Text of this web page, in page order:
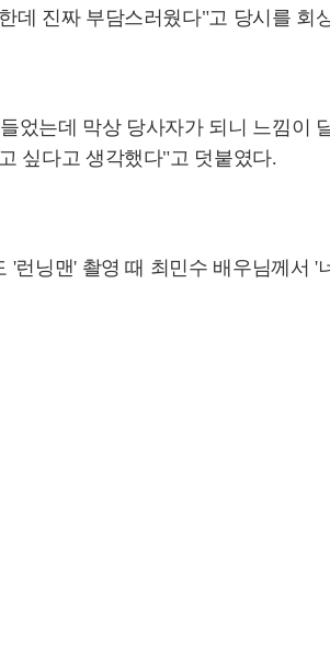
데 진짜 부담스러웠다"고 당시를 회
었는데 막상 당사자가 되니 느낌이
싶다고 생각했다"고 덧붙였다.
'런닝맨' 촬영 때 최민수 배우님께서